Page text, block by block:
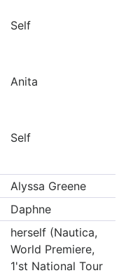
Self
Anita
Self
Alyssa Greene
Daphne
herself (Nautica,
World Premiere,
1'st National Tour